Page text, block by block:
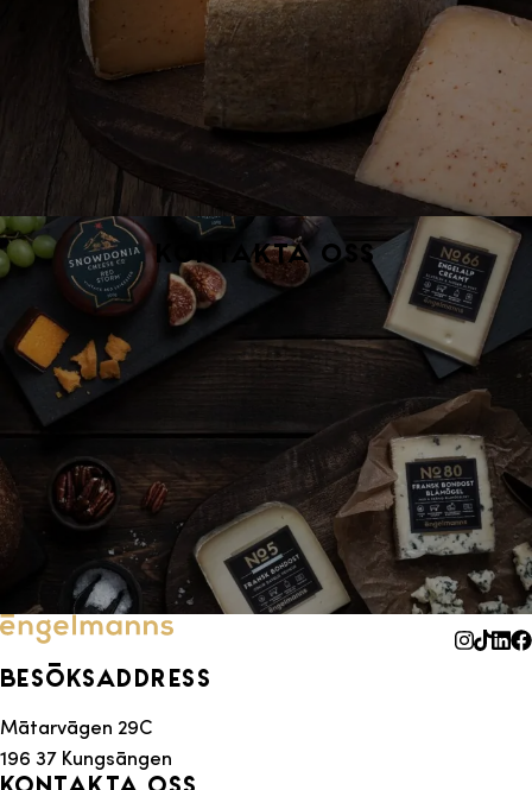
Kontakta oss
Besöksaddress
Mätarvägen 29C
196 37 Kungsängen